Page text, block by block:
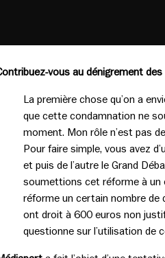
vous au dénigrement
La première chose qu’on a
que cette condamnation ne
moment. Mon rôle n’est pas
Pour faire simple, vous avez
et puis de l’autre le Grand
soumettions cet réforme à un
réforme un certain nombre de
ont droit à 600 euros non
questionne sur l’utilisation de